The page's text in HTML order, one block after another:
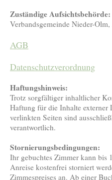
Zuständige Aufsichtsbehörde:
Verbandsgemeinde Nieder-
AGB
Datenschutzverordnung
Haftungshinweis:
Trotz sorgfältiger inhaltlicher
Haftung für die Inhalte
verlinkten Seiten sind
verantwortlich.
Stornierungsbedingungen:
Ihr gebuchtes Zimmer kann bis
Anreise kostenfrei storniert
Zimmespreises an. Ab einer